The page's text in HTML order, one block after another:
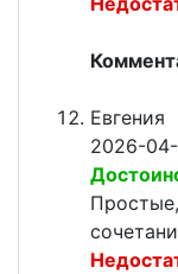
Евгения
2026-